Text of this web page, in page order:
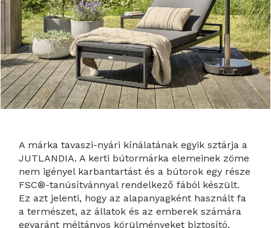
A márka tavaszi-nyári kínálatának egyik sztárja a
JUTLANDIA. A kerti bútormárka elemeinek zöme
nem igényel karbantartást és a bútorok egy része
FSC®-tanúsítvánnyal rendelkező fából készült.
Ez azt jelenti, hogy az alapanyagként használt fa
a természet, az állatok és az emberek számára
egyaránt méltányos körülményeket biztosító,